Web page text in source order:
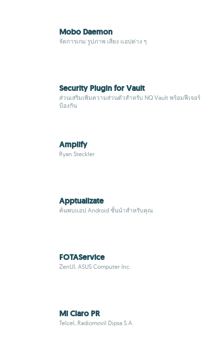
Mobo Daemon
จัดการเกม รูปภาพ เสียง แอปต่าง ๆ
Security Plugin for Vault
ส่วนเสริมเพิ่มความส่วนตัวสำหรับ NQ Vault พร้อมฟีเจอร์
ป้องกัน
Amplify
Ryan Steckler
Apptualizate
ค้นพบแอป Android ชั้นนำสำหรับคุณ
FOTAService
ZenUI, ASUS Computer Inc.
Mi Claro PR
Telcel, Radiomovil Dipsa S.A.